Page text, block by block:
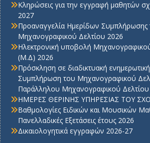
Κληρώσεις για την εγγραφή μαθητών
2027
Προαναγγελία Ημερίδων Συμπλήρωσης
Μηχανογραφικού Δελτίου 2026
Ηλεκτρονική υποβολή
(Μ.Δ) 2026
Πρόσκληση σε διαδικτυακή
Συμπλήρωση του Μηχανογραφικού
Παράλληλου Μηχανογραφικού
ΗΜΕΡΕΣ ΘΕΡΙΝΗΣ ΥΠΗΡΕΣΙΑΣ ΤΟΥ
Βαθμολογίες Ειδικών και Μουσικών
Πανελλαδικές Εξετάσεις έτους 2026
Δικαιολογητικά εγγραφών 2026-27